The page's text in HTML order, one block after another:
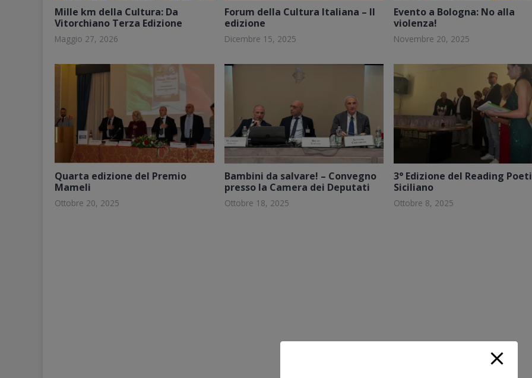
Mille km della Cultura: Da
Vitorchiano Terza Edizione
Maggio 27, 2026
Forum della Cultura Italiana – II
edizione
Dicembre 15, 2025
Evento a Bologna: No alla
violenza!
Novembre 20, 2025
Quarta edizione del Premio
Mameli
Ottobre 20, 2025
Bambini da salvare! – Convegno
presso la Camera dei Deputati
Ottobre 18, 2025
3° Edizione del Reading
Siciliano
Ottobre 8, 2025